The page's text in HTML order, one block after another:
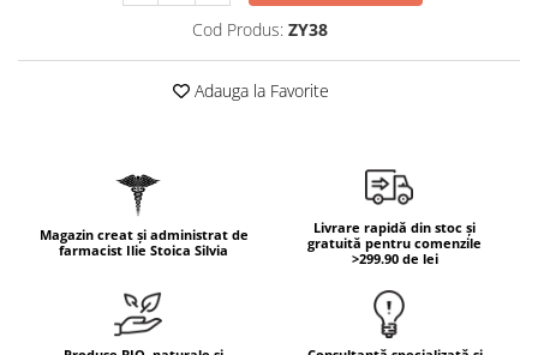
Creme mâini
Tratamente unghii
Cosmetice coreene
Proteine din zer (Whey Protein)
Quercetin
Seleniu
Cod Produs: ZY38
Adauga la Favorite
Magazin creat și administrat de
farmacist Ilie Stoica Silvia
Livrare rapidă din stoc și
gratuită pentru comenzile
>299.90 de lei